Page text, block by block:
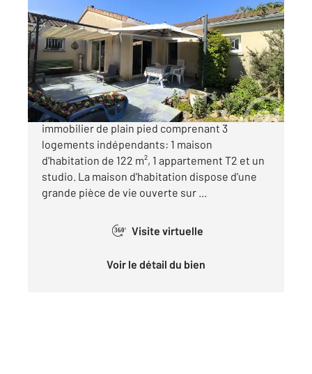
, 7 pièces
Ref : 1718
Maison à vendre
359 500 €
Beaucoup de Charme pour cet ensemble
immobilier de plain pied comprenant 3
logements indépendants: 1 maison
d'habitation de 122 m², 1 appartement T2 et un
studio. La maison d'habitation dispose d'une
grande pièce de vie ouverte sur ...
360° Visite virtuelle
Voir le détail du bien